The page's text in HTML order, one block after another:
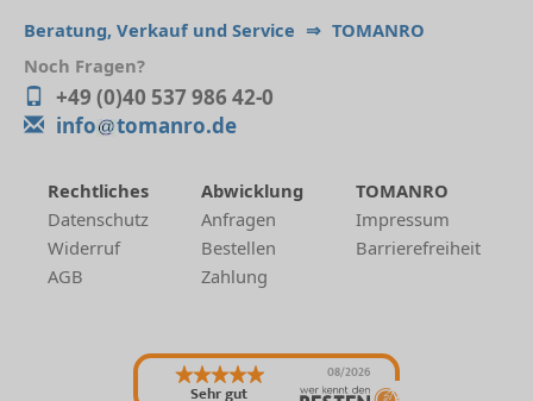
Beratung, Verkauf und Service ⇒ TOMANRO
Noch Fragen?
+49 (0)40 537 986 42-0
info
tomanro.de
Rechtliches
Datenschutz
Widerruf
AGB
Abwicklung
Anfragen
Bestellen
Zahlung
TOMANRO
Impressum
Barrierefreiheit
Sehr gut
08/2026